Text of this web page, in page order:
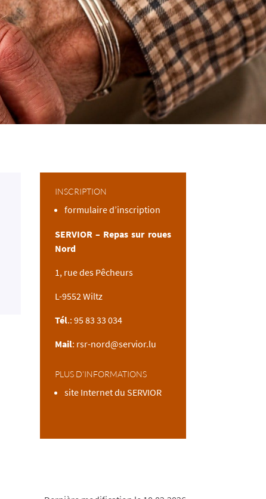
INSCRIPTION
formulaire d’inscription
SERVIOR – Repas sur roues
Nord
1, rue des Pêcheurs
L-9552 Wiltz
Tél.: 95 83 33 034
Mail: rsr-nord@servior.lu
PLUS D’INFORMATIONS
site Internet du SERVIOR